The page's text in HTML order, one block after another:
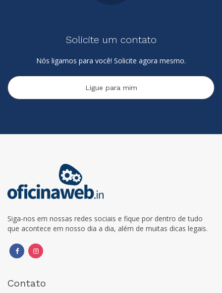
Solicite um contato
Nós ligamos para você! Solicite agora mesmo.
Ligue para mim
Siga-nos em nossas redes sociais e fique por dentro de tudo
que acontece em nosso dia a dia, além de muitas dicas legais.
Contato